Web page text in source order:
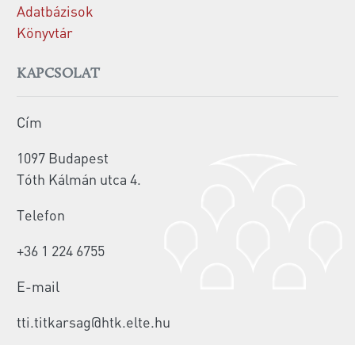
Adatbázisok
Könyvtár
KAPCSOLAT
Cím
1097 Budapest
Tóth Kálmán utca 4.
Telefon
+36 1 224 6755
E-mail
tti.titkarsag@htk.elte.hu